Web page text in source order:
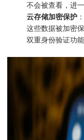
不会被查看，进
云存储加密保护
这些数据被加密
双重身份验证功